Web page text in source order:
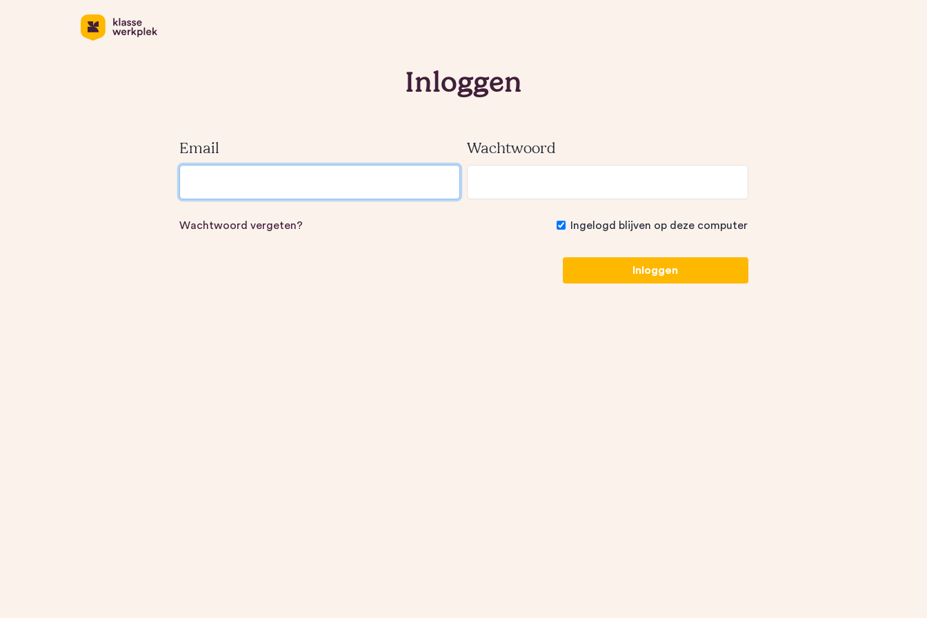
Inloggen
Email Wachtwoord
Wachtwoord vergeten? Ingelogd blijven op deze computer
Inloggen